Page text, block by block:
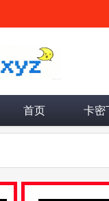
首页 卡密